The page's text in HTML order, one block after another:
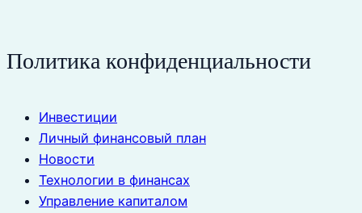
Политика конфиденциальности
Инвестиции
Личный финансовый план
Новости
Технологии в финансах
Управление капиталом